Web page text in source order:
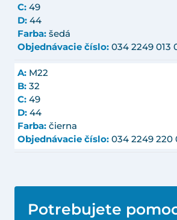
C: 49
D: 44
Farba: šedá
Objednávacie číslo: 034 2249 013
A: M22
B: 32
C: 49
D: 44
Farba: čierna
Objednávacie číslo: 034 2249 220
Potrebujete